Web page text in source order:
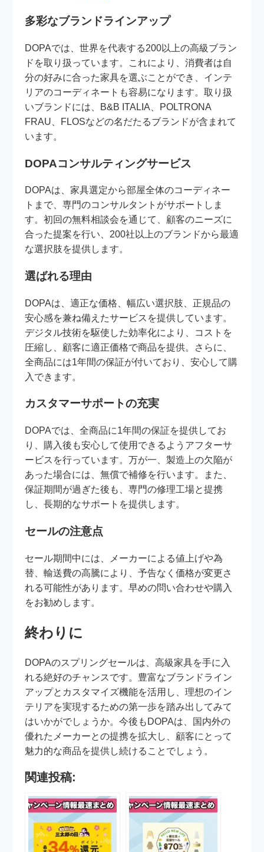
多彩なブランドラインアップ
DOPAでは、世界を代表する200以上の高級ブラン
ドを取り扱っています。これにより、消費者は自
分の好みに合った家具を選ぶことができ、インテ
リアのコーディネートも容易になります。取り扱
いブランドには、B&B ITALIA、POLTRONA
FRAU、FLOSなどの名だたるブランドが含まれて
います。
DOPAコンサルティングサービス
DOPAは、家具選定から部屋全体のコーディネー
トまで、専門のコンサルタントがサポートしま
す。初回の無料相談会を通じて、顧客のニーズに
合った提案を行い、200社以上のブランドから最適
な選択肢を提供します。
選ばれる理由
DOPAは、適正な価格、幅広い選択肢、正規品の
安心感を兼ね備えたサービスを提供しています。
デジタル技術を駆使した効率化により、コストを
圧縮し、顧客に適正価格で商品を提供。さらに、
全商品には1年間の保証が付いており、安心して購
入できます。
カスタマーサポートの充実
DOPAでは、全商品に1年間の保証を提供してお
り、購入後も安心して使用できるようアフターサ
ービスを行っています。万が一、製造上の欠陥が
あった場合には、無償で補修を行います。また、
保証期間が過ぎた後も、専門の修理工場と提携
し、長期的なサポートを提供します。
セールの注意点
セール期間中には、メーカーによる値上げや為
替、輸送費の高騰により、予告なく価格が変更さ
れる可能性があります。早めの問い合わせや購入
をお勧めします。
終わりに
DOPAのスプリングセールは、高級家具を手に入
れる絶好のチャンスです。豊富なブランドライン
アップとカスタマイズ機能を活用し、理想のイン
テリアを実現するための第一歩を踏み出してみて
はいかがでしょうか。今後もDOPAは、国内外の
優れたメーカーとの提携を拡大し、顧客にとって
魅力的な商品を提供し続けることでしょう。
関連投稿: